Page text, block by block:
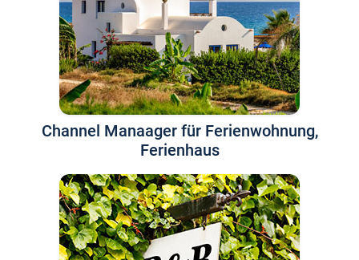
Channel Manaager für Ferienwohnung,
Ferienhaus